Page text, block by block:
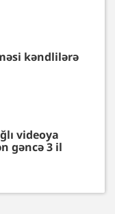
kəndlilərə
videoya
gəncə 3 il